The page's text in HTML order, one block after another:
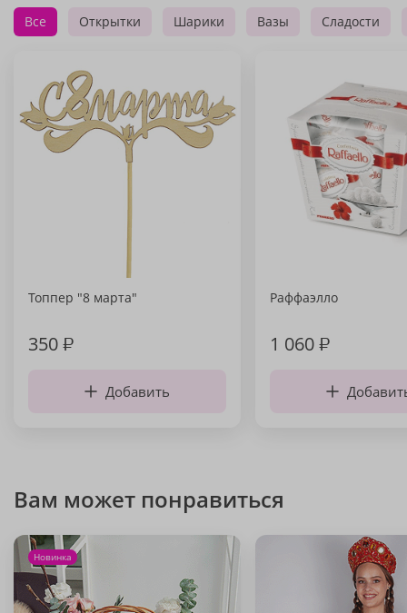
Все Открытки Шарики Вазы Сладости
Топпер "8 марта"
350₽
Добавить
Раффаэлло
1 060₽
Вам может понравиться
Новинка